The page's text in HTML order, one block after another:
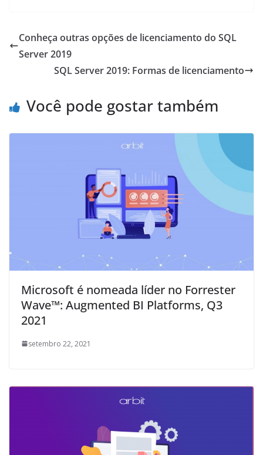
Conheça outras opções de licenciamento do SQL
Server 2019
SQL Server 2019: Formas de licenciamento
Você pode gostar também
Microsoft é nomeada líder no Forrester
Wave™: Augmented BI Platforms, Q3
2021
setembro 22, 2021